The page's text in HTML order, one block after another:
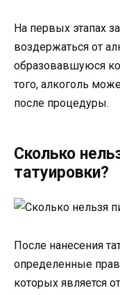
На первых этапах
воздержаться от
образовавшуюся
того, алкоголь
после процедуры.
Сколько
татуировки?
После нанесения
определенные
которых является